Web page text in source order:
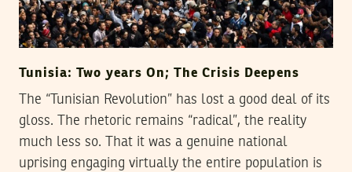
Tunisia: Two years On; The Crisis Deepens
The “Tunisian Revolution” has lost a good deal of its
gloss. The rhetoric remains “radical”, the reality
much less so. That it was a genuine national
uprising engaging virtually the entire population is